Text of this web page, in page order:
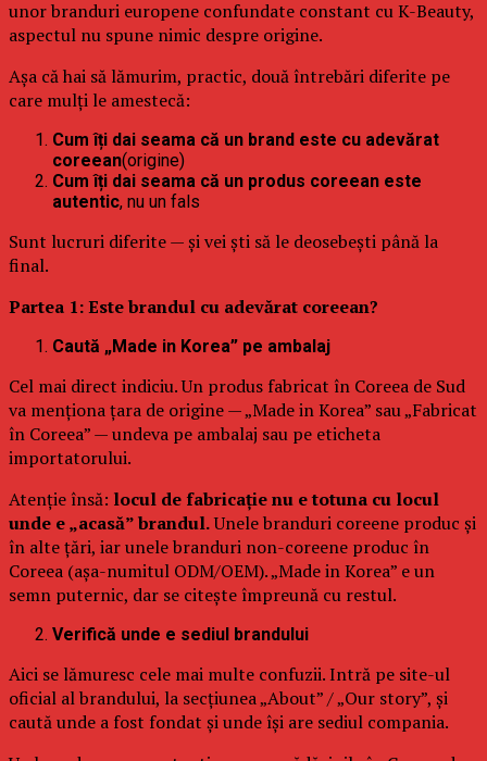
unor branduri europene confundate constant cu K-Beauty,
aspectul nu spune nimic despre origine.
Așa că hai să lămurim, practic, două întrebări diferite pe
care mulți le amestecă:
Cum îți dai seama că un brand este cu adevărat
coreean(origine)
Cum îți dai seama că un produs coreean este
autentic, nu un fals
Sunt lucruri diferite — și vei ști să le deosebești până la
final.
Partea 1: Este brandul cu adevărat coreean?
Caută „Made in Korea” pe ambalaj
Cel mai direct indiciu. Un produs fabricat în Coreea de Sud
va menționa țara de origine — „Made in Korea” sau „Fabricat
în Coreea” — undeva pe ambalaj sau pe eticheta
importatorului.
Atenție însă: locul de fabricație nu e totuna cu locul
unde e „acasă” brandul.Unele branduri coreene produc și
în alte țări, iar unele branduri non-coreene produc în
Coreea (așa-numitul ODM/OEM). „Made in Korea” e un
semn puternic, dar se citește împreună cu restul.
Verifică unde e sediul brandului
Aici se lămuresc cele mai multe confuzii. Intră pe site-ul
oficial al brandului, la secțiunea „About” / „Our story”, și
caută unde a fost fondat și unde își are sediul compania.